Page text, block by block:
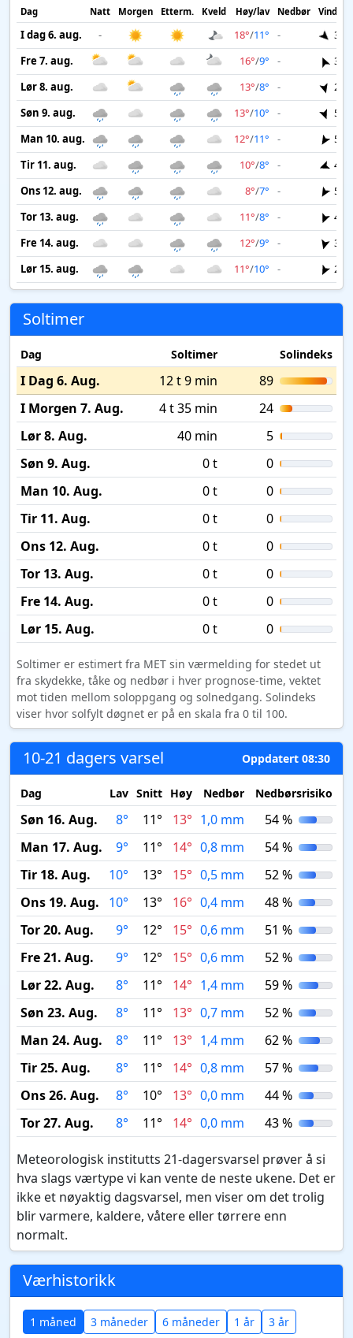
Dag Natt Morgen Etterm. Kveld Høy/lav Nedbør Vind
I dag 6. aug. - 18°/11° -
3
Fre 7. aug.
16°/9° -
3
Lør 8. aug.
13°/8° -
2
Søn 9. aug.
13°/10° -
5
Man 10. aug.
12°/11° -
5
Tir 11. aug.
10°/8° -
4
Ons 12. aug.
8°/7° -
5
Tor 13. aug.
11°/8° -
4
Fre 14. aug.
12°/9° -
3
Lør 15. aug.
11°/10° - 2
Soltimer
Dag Soltimer Solindeks
I Dag 6. Aug. 12 t 9 min
89
I Morgen 7. Aug.
4 t 35 min
24
Lør 8. Aug.
40 min
5
Søn 9. Aug.
0 t
0
Man 10. Aug.
0 t
0
Tir 11. Aug.
0 t
0
Ons 12. Aug.
0 t
0
Tor 13. Aug.
0 t
0
Fre 14. Aug.
0 t
0
Lør 15. Aug.
0 t 0
Soltimer er estimert fra MET sin værmelding for stedet ut
fra skydekke, tåke og nedbør i hver prognose-time, vektet
mot tiden mellom soloppgang og solnedgang. Solindeks
viser hvor solfylt døgnet er på en skala fra 0 til 100.
10-21 dagers varsel Oppdatert 08:30
Dag Lav Snitt Høy Nedbør Nedbørsrisiko
Søn 16. Aug. 8° 11° 13° 1,0 mm
54 %
Man 17. Aug.
9° 11° 14° 0,8 mm
54 %
Tir 18. Aug.
10° 13° 15° 0,5 mm
52 %
Ons 19. Aug.
10° 13° 16° 0,4 mm
48 %
Tor 20. Aug.
9° 12° 15° 0,6 mm
51 %
Fre 21. Aug.
9° 12° 15° 0,6 mm
52 %
Lør 22. Aug.
8° 11° 14° 1,4 mm
59 %
Søn 23. Aug.
8° 11° 13° 0,7 mm
52 %
Man 24. Aug.
8° 11° 13° 1,4 mm
62 %
Tir 25. Aug.
8° 11° 14° 0,8 mm
57 %
Ons 26. Aug.
8° 10° 13° 0,0 mm
44 %
Tor 27. Aug.
8° 11° 14° 0,0 mm 43 %
Meteorologisk institutts 21-dagersvarsel prøver å si
hva slags værtype vi kan vente de neste ukene. Det er
ikke et nøyaktig dagsvarsel, men viser om det trolig
blir varmere, kaldere, våtere eller tørrere enn
normalt.
Værhistorikk
1 måned 3 måneder 6 måneder 1 år 3 år